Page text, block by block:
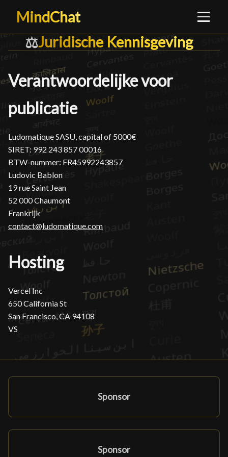
MindChat
⚖️Juridische Kennisgeving
Juridische Kennisgeving█
Verantwoordelijke voor
publicatie
Ludomatique SASU, capital of 5000€
SIRET: 992 243 857 00016
BTW-nummer: FR45992243857
Ludovic Bablon
19 rue Saint Jean
52 000 Chaumont
Frankrijk
contact@ludomatique.com
Hosting
Vercel Inc
650 California St
San Francisco, CA 94108
VS
Sponsor
Sponsor